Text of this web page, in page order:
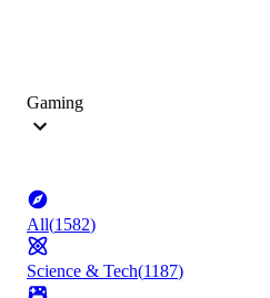
Gaming
All(1582)
Science & Tech(1187)